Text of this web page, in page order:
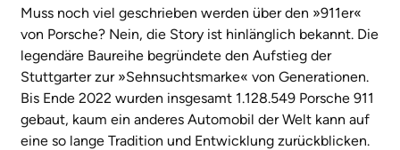
Muss noch viel geschrieben werden über den »911er«
von Porsche? Nein, die Story ist hinlänglich bekannt. Die
legendäre Baureihe begründete den Aufstieg der
Stuttgarter zur »Sehnsuchtsmarke« von Generationen.
Bis Ende 2022 wurden insgesamt 1.128.549 Porsche 911
gebaut, kaum ein anderes Automobil der Welt kann auf
eine so lange Tradition und Entwicklung zurückblicken.